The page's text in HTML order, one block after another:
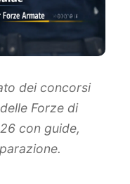
dei concorsi
Forze di
con guide,